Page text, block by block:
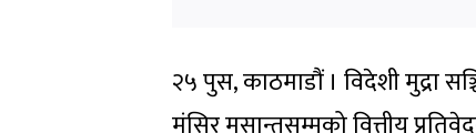
२५ पुस, काठमाडौं । विदेशी मुद्रा